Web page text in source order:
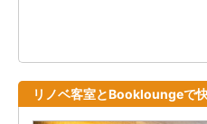
リノベ客室とBookloungeで